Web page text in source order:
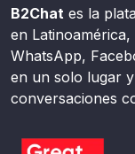
B2Chat es la
en
WhatsApp,
en un solo lugar
conversaciones